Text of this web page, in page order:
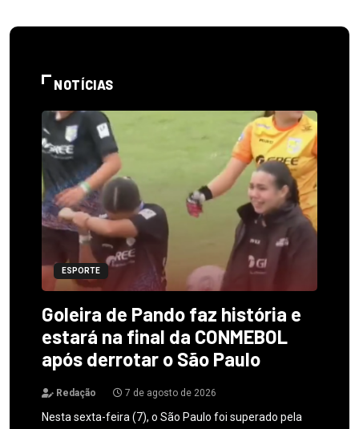
NOTÍCIAS
ESPORTE
Goleira de Pando faz história e
estará na final da CONMEBOL
após derrotar o São Paulo
Redação 7 de agosto de 2026
Nesta sexta-feira (7), o São Paulo foi superado pela